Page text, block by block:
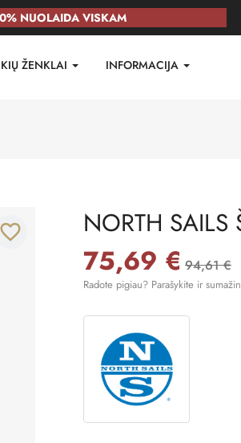
NUOLAIDA VISKAM
ŽENKLAI INFORMACIJA
favorite_border NORTH
75,69 € 94,61 €
Radote pigiau? Parašykite ir